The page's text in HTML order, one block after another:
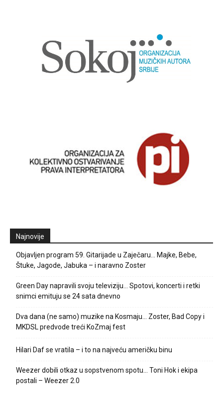
Najnovije
Objavljen program 59. Gitarijade u Zaječaru… Majke, Bebe,
Štuke, Jagode, Jabuka – i naravno Zoster
Green Day napravili svoju televiziju… Spotovi, koncerti i retki
snimci emituju se 24 sata dnevno
Dva dana (ne samo) muzike na Kosmaju… Zoster, Bad Copy i
MKDSL predvode treći KoZmaj fest
Hilari Daf se vratila – i to na najveću američku binu
Weezer dobili otkaz u sopstvenom spotu… Toni Hok i ekipa
postali – Weezer 2.0